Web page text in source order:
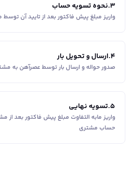
3
.نحوه تسویه حساب
واریز مبلغ پیش فاکتور بعد از تایید آن
4
.ارسال و تحویل بار
صدور حواله و ارسال بار توسط عصرآهن به
5
.تسویه نهایی
واریز مابه التفاوت مبلغ پیش فاکتور بعد
حساب مشتری